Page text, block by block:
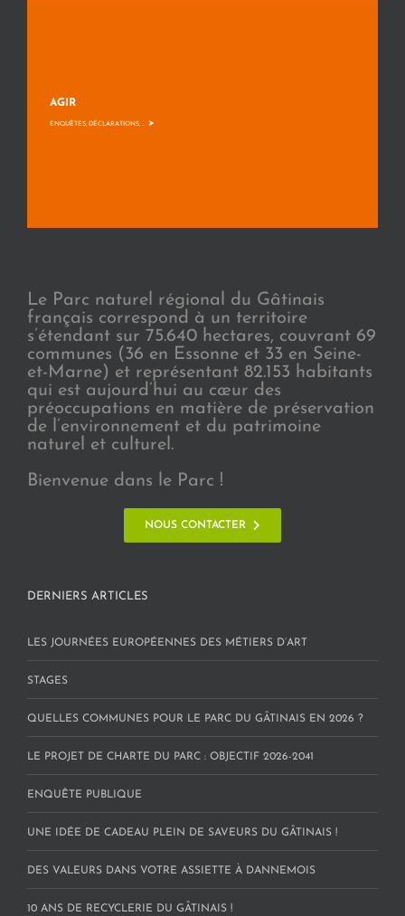
AGIR
ENQUÊTES, DÉCLARATIONS, ... >
Le Parc naturel régional du Gâtinais
français correspond à un territoire
s’étendant sur 75.640 hectares, couvrant 69
communes (36 en Essonne et 33 en Seine-
et-Marne) et représentant 82.153 habitants
qui est aujourd’hui au cœur des
préoccupations en matière de préservation
de l’environnement et du patrimoine
naturel et culturel.
Bienvenue dans le Parc !
NOUS CONTACTER
DERNIERS ARTICLES
LES JOURNÉES EUROPÉENNES DES MÉTIERS D’ART
STAGES
QUELLES COMMUNES POUR LE PARC DU GÂTINAIS EN 2026 ?
LE PROJET DE CHARTE DU PARC : OBJECTIF 2026-2041
ENQUÊTE PUBLIQUE
UNE IDÉE DE CADEAU PLEIN DE SAVEURS DU GÂTINAIS !
DES VALEURS DANS VOTRE ASSIETTE À DANNEMOIS
10 ANS DE RECYCLERIE DU GÂTINAIS !